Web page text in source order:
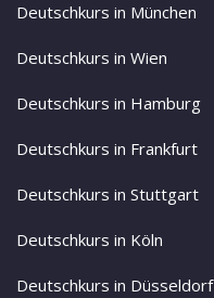
Deutschkurs in München
Deutschkurs in Wien
Deutschkurs in Hamburg
Deutschkurs in Frankfurt
Deutschkurs in Stuttgart
Deutschkurs in Köln
Deutschkurs in Düsseldorf